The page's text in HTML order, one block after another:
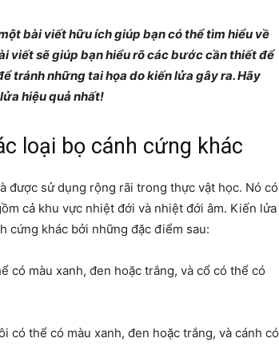
thú
vị
bài viết hữu ích giúp bạn có thể tìm hiểu về
viết sẽ giúp bạn hiểu rõ các bước cần thiết để
tránh những tai họa do kiến lửa gây ra. Hãy
hiệu quả nhất!
loại bọ cánh cứng khác
được sử dụng rộng rãi trong thực vật học. Nó có
cả khu vực nhiệt đới và nhiệt đới âm. Kiến lửa
cứng khác bởi những đặc điểm sau:
có màu xanh, đen hoặc trắng, và cổ có thể có
có thể có màu xanh, đen hoặc trắng, và cánh có